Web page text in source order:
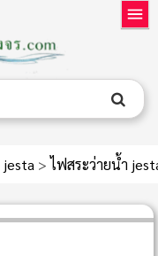
jesta > ไฟสระว่ายน้ำ